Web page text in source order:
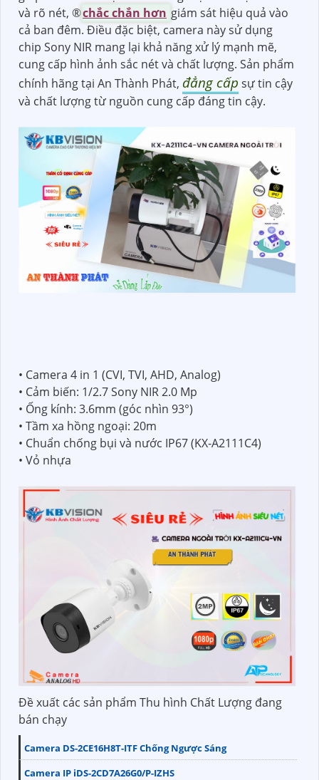
và rõ nét, ®️chắc chắn hơn giám sát hiệu quả vào
cả ban đêm. Điều đặc biệt, camera này sử dụng
chip Sony NIR mang lại khả năng xử lý mạnh mẽ,
cung cấp hình ảnh sắc nét và chất lượng. Sản phẩm
chính hãng tại An Thành Phát, đẳng cấp sự tin cậy
và chất lượng từ nguồn cung cấp đáng tin cậy.
• Camera 4 in 1 (CVI, TVI, AHD, Analog)
• Cảm biến: 1/2.7 Sony NIR 2.0 Mp
• Ống kính: 3.6mm (góc nhìn 93°)
• Tầm xa hồng ngoại: 20m
• Chuẩn chống bụi và nước IP67 (KX-A2111C4)
• Vỏ nhựa
Đề xuất các sản phẩm Thu hình Chất Lượng đang
bán chạy
Camera DS-2CE16H8T-ITF Chống Ngược Sáng
Camera IP iDS-2CD7A26G0/P-IZHS